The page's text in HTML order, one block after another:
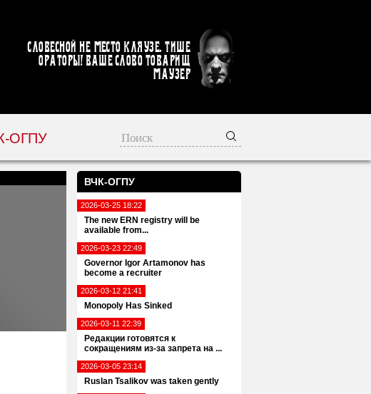
Словесной не место кляузе. Тише
ораторы! Ваше слово товарищ
Маузер
ОГПУ
ВЧК-ОГПУ
2026-03-25 18:22
The new ERN registry will be
available from...
2026-03-23 22:49
Governor Igor Artamonov has
become a recruiter
2026-03-12 21:41
Monopoly Has Sinked
2026-03-11 22:39
Редакции готовятся к
сокращениям из-за запрета на ...
2026-03-05 23:14
Ruslan Tsalikov was taken gently